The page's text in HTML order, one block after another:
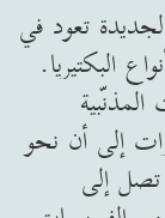
تعود في
البكتيريا.
إلى أن نحو
تصل إلى